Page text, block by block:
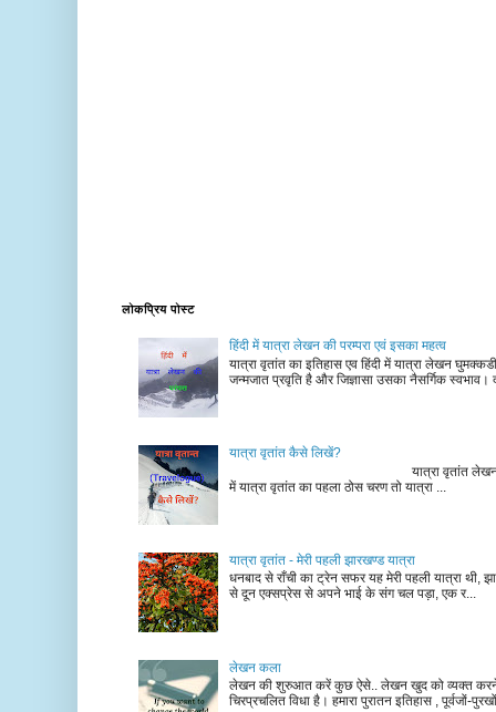
लोकप्रिय पोस्ट
हिंदी में यात्रा लेखन की परम्परा एवं इसका महत्व
यात्रा वृतांत का इतिहास एव हिंदी में यात्रा लेखन
जन्मजात प्रवृति है और जिज्ञासा उसका नैसर्गिक स्वभाव।
यात्रा वृतांत कैसे लिखें?
यात्रा वृतांत लेखन के चरण
में यात्रा वृतांत का पहला ठोस चरण तो यात्रा ...
यात्रा वृतांत - मेरी पहली झारखण्ड यात्रा
धनबाद से राँची का ट्रेन सफर यह मेरी पहली यात्रा थी,
से दून एक्सप्रेस से अपने भाई के संग चल पड़ा, एक र...
लेखन कला
लेखन की शुरुआत करें कुछ ऐसे.. लेखन खुद को व्यक्त
चिरप्रचलित विधा है। हमारा पुरातन इतिहास , पूर्वजों-